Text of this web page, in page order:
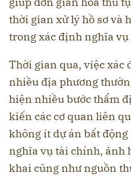
thời gian xử lý hồ sơ và
trong xác định nghĩa
Thời gian qua, việc xác
nhiều địa phương
hiện nhiều bước thẩm
kiến các cơ quan liên
không ít dự án bất
nghĩa vụ tài chính, ảnh
khai cũng như nguồn